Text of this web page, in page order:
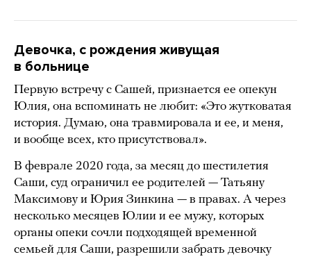
Девочка, с рождения живущая
в больнице
Первую встречу с Сашей, признается ее опекун
Юлия, она вспоминать не любит: «Это жутковатая
история. Думаю, она травмировала и ее, и меня,
и вообще всех, кто присутствовал».
В феврале 2020 года, за месяц до шестилетия
Саши, суд ограничил ее родителей — Татьяну
Максимову и Юрия Зинкина — в правах. А через
несколько месяцев Юлии и ее мужу, которых
органы опеки сочли подходящей временной
семьей для Саши, разрешили забрать девочку